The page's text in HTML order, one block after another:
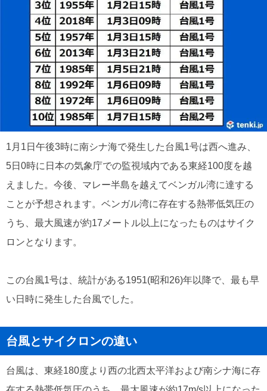
1月1日午後3時に南シナ海で発生した台風1号は西へ進み、
5日0時に日本の気象庁での監視域内である東経100度を越
えました。今後、マレー半島を越えてベンガル湾に達する
ことが予想されます。ベンガル湾に存在する熱帯低気圧の
うち、最大風速が約17メートル以上になったものはサイク
ロンとなります。
この台風1号は、統計がある1951(昭和26)年以降で、最も早
い日時に発生した台風でした。
台風とサイクロンの違い
台風は、東経180度より西の北西太平洋および南シナ海に存